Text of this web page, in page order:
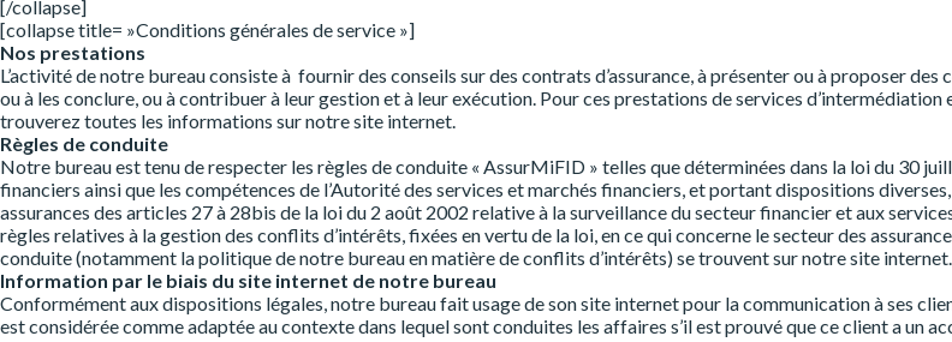
[/collapse]
[collapse title= »Conditions générales de service »]
Nos prestations
L’activité de notre bureau consiste à fournir des conseils sur des contrats d’assurance, à présenter ou à proposer
ou à les conclure, ou à contribuer à leur gestion et à leur exécution. Pour ces prestations de services
trouverez toutes les informations sur notre site internet.
Règles de conduite
Notre bureau est tenu de respecter les règles de conduite « AssurMiFID » telles que déterminées dans la loi du 30
financiers ainsi que les compétences de l’Autorité des services et marchés financiers, et portant dispositions
assurances des articles 27 à 28bis de la loi du 2 août 2002 relative à la surveillance du secteur financier et aux
règles relatives à la gestion des conflits d’intérêts, fixées en vertu de la loi, en ce qui concerne le secteur des
conduite (notamment la politique de notre bureau en matière de conflits d’intérêts) se trouvent sur notre site internet.
Information par le biais du site internet de notre bureau
Conformément aux dispositions légales, notre bureau fait usage de son site internet pour la communication à ses
est considérée comme adaptée au contexte dans lequel sont conduites les affaires s’il est prouvé que ce client a un